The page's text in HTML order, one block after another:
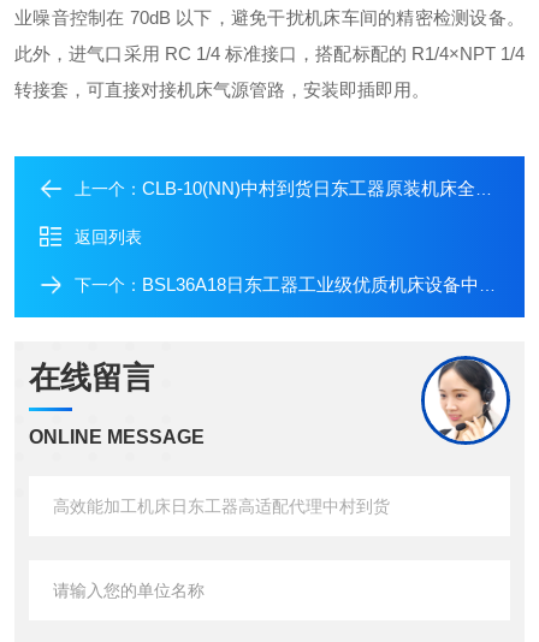
业噪音控制在 70dB 以下，避免干扰机床车间的精密检测设备。
此外，进气口采用 RC 1/4 标准接口，搭配标配的 R1/4×NPT 1/4
转接套，可直接对接机床气源管路，安装即插即用。
上一个： CLB-10(NN)中村到货日东工器原装机床全系列适配保障
返回列表
下一个： BSL36A18日东工器工业级优质机床设备中村代理到货
在线留言
ONLINE MESSAGE